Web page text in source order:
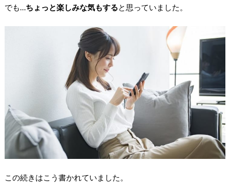
でも…ちょっと楽しみな気もすると思っていました。
この続きはこう書かれていました。